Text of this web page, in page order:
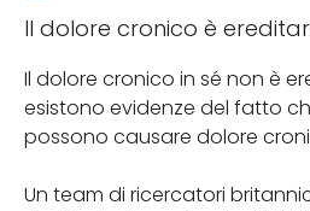
Il dolore cronico è
Il dolore cronico in sé non è
esistono evidenze del fatto
possono causare dolore
Un team di ricercatori